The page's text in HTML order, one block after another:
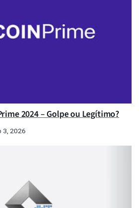
2024 – Golpe ou Legítimo?
3, 2026